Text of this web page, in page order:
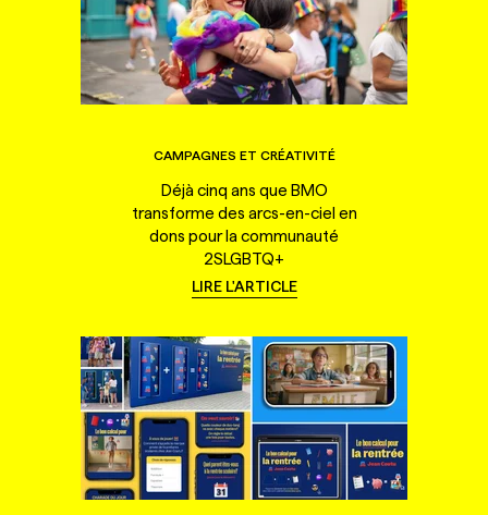
CAMPAGNES ET CRÉATIVITÉ
Déjà cinq ans que BMO
transforme des arcs-en-ciel en
dons pour la communauté
2SLGBTQ+
LIRE L'ARTICLE